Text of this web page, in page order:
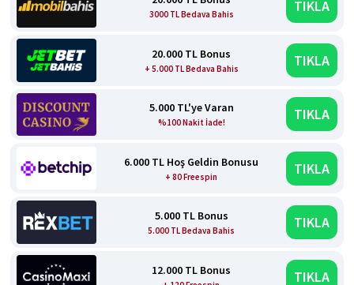
3000 TL Bedava Bahis TIKLA
20.000 TL Bonus
+ 5.000 TL Bedava Bahis TIKLA
5.000 TL'ye Varan
%100 Nakit İade! TIKLA
6.000 TL Hoş Geldin Bonusu
+ 80 Freespin TIKLA
5.000 TL Bonus
5.000 TL Bedava Bahis TIKLA
12.000 TL Bonus TIKLA